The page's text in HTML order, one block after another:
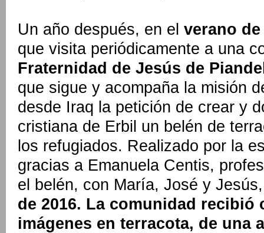
Un año después, en el verano de
que visita periódicamente a una
Fraternidad de Jesús de
que sigue y acompaña la misión
desde Iraq la petición de crear y
cristiana de Erbil un belén de
los refugiados. Realizado por la
gracias a Emanuela Centis,
el belén, con María, José y
de 2016. La comunidad recibió
imágenes en terracota, de una